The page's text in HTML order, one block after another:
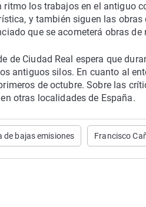
ritmo los trabajos en el antiguo
y también siguen las
que se acometerá obras
de Ciudad Real espera que
antiguos silos. En cuanto al
de octubre. Sobre las
otras localidades de España.
de bajas emisiones Francisco